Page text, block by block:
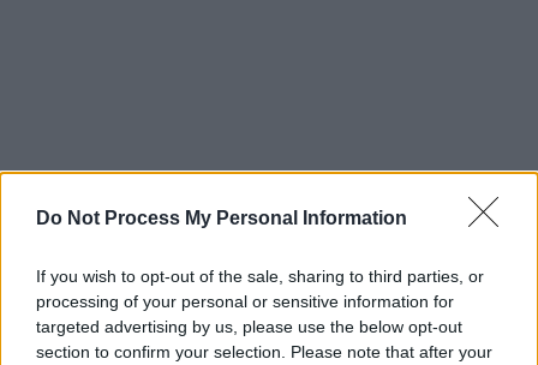
Do Not Process My Personal Information
If you wish to opt-out of the sale, sharing to third parties, or
processing of your personal or sensitive information for
targeted advertising by us, please use the below opt-out
section to confirm your selection. Please note that after your
Μαρτυρίες «καίνε» την οικογένεια